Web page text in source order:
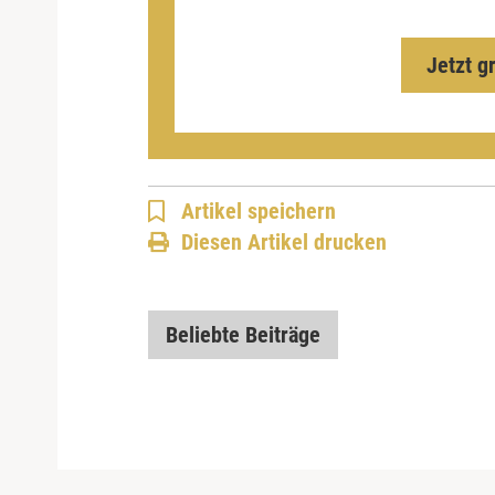
Jetzt
Artikel speichern
Diesen Artikel drucken
Beliebte Beiträge